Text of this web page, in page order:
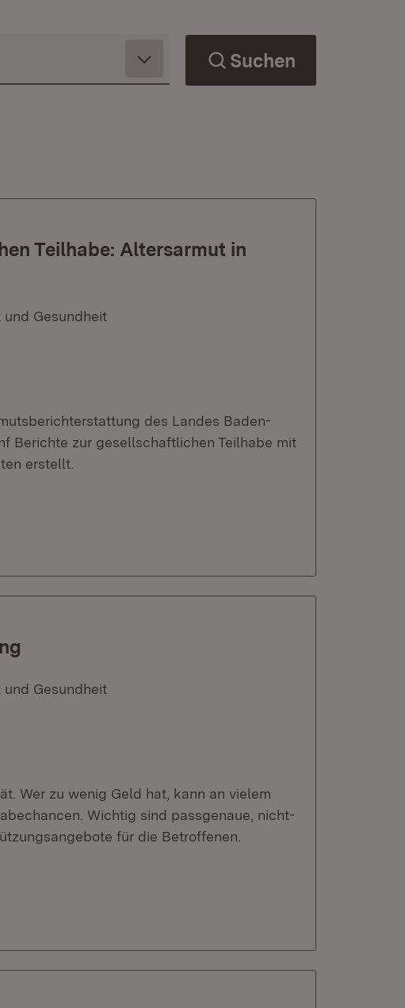
Suchen
Teilhabe: Altersarmut in
und Gesundheit
des Landes Baden-
Berichte zur gesellschaftlichen Teilhabe mit
erstellt.
und Gesundheit
Wer zu wenig Geld hat, kann an vielem
Wichtig sind passgenaue, nicht-
für die Betroffenen.